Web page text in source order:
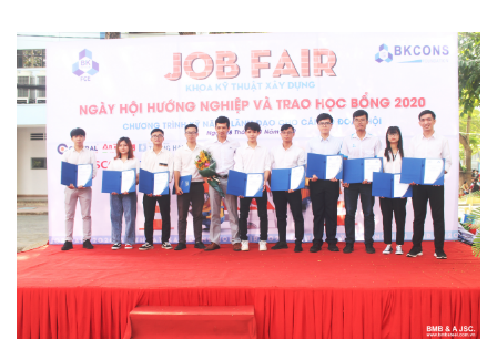
な場所の一つと考えられています。「タインコン繊維工
場」というプロジェクトは、ホアファイ工業団地でタイン
コン繊維衣料投資商業株式会社が選んだプロジェクトの一
つでもあります。以下は「タインコン繊維工場」プロジェ
クトに関する詳細な記事です。